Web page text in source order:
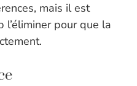
mais il est
pour que la